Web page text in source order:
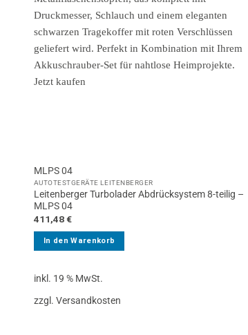
MLPS 04
AUTOTESTGERÄTE LEITENBERGER
Leitenberger Turbolader Abdrücksystem 8-teilig –
MLPS 04
411,48€
In den Warenkorb
inkl. 19 % MwSt.
zzgl. Versandkosten